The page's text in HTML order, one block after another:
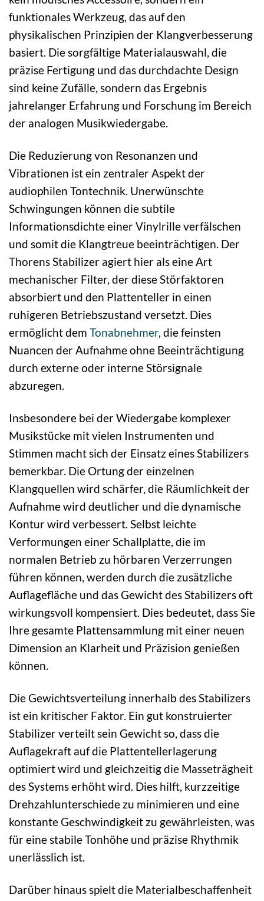
funktionales Werkzeug, das auf den
physikalischen Prinzipien der Klangverbesserung
basiert. Die sorgfältige Materialauswahl, die
präzise Fertigung und das durchdachte Design
sind keine Zufälle, sondern das Ergebnis
jahrelanger Erfahrung und Forschung im Bereich
der analogen Musikwiedergabe.
Die Reduzierung von Resonanzen und
Vibrationen ist ein zentraler Aspekt der
audiophilen Tontechnik. Unerwünschte
Schwingungen können die subtile
Informationsdichte einer Vinylrille verfälschen
und somit die Klangtreue beeinträchtigen. Der
Thorens Stabilizer agiert hier als eine Art
mechanischer Filter, der diese Störfaktoren
absorbiert und den Plattenteller in einen
ruhigeren Betriebszustand versetzt. Dies
ermöglicht dem Tonabnehmer, die feinsten
Nuancen der Aufnahme ohne Beeinträchtigung
durch externe oder interne Störsignale
abzuregen.
Insbesondere bei der Wiedergabe komplexer
Musikstücke mit vielen Instrumenten und
Stimmen macht sich der Einsatz eines Stabilizers
bemerkbar. Die Ortung der einzelnen
Klangquellen wird schärfer, die Räumlichkeit der
Aufnahme wird deutlicher und die dynamische
Kontur wird verbessert. Selbst leichte
Verformungen einer Schallplatte, die im
normalen Betrieb zu hörbaren Verzerrungen
führen können, werden durch die zusätzliche
Auflagefläche und das Gewicht des Stabilizers oft
wirkungsvoll kompensiert. Dies bedeutet, dass Sie
Ihre gesamte Plattensammlung mit einer neuen
Dimension an Klarheit und Präzision genießen
können.
Die Gewichtsverteilung innerhalb des Stabilizers
ist ein kritischer Faktor. Ein gut konstruierter
Stabilizer verteilt sein Gewicht so, dass die
Auflagekraft auf die Plattentellerlagerung
optimiert wird und gleichzeitig die Masseträgheit
des Systems erhöht wird. Dies hilft, kurzzeitige
Drehzahlunterschiede zu minimieren und eine
konstante Geschwindigkeit zu gewährleisten, was
für eine stabile Tonhöhe und präzise Rhythmik
unerlässlich ist.
Darüber hinaus spielt die Materialbeschaffenheit